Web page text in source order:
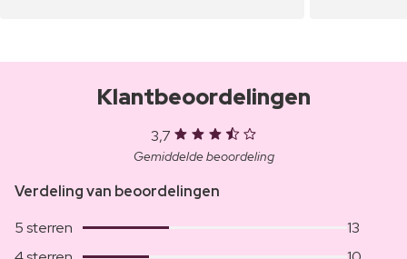
Klantbeoordelingen
3,7
Gemiddelde beoordeling
Verdeling van beoordelingen
5 sterren
13